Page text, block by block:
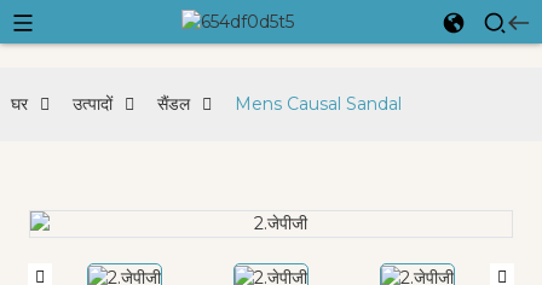
घर उत्पादों सैंडल Mens Causal Sandal